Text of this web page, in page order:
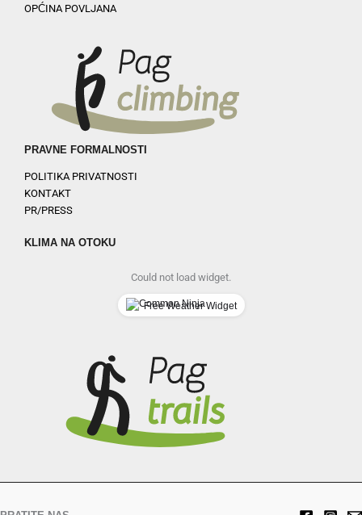
OPĆINA POVLJANA
PRAVNE FORMALNOSTI
POLITIKA PRIVATNOSTI
KONTAKT
PR/PRESS
KLIMA NA OTOKU
Could not load widget.
Free Weather Widget